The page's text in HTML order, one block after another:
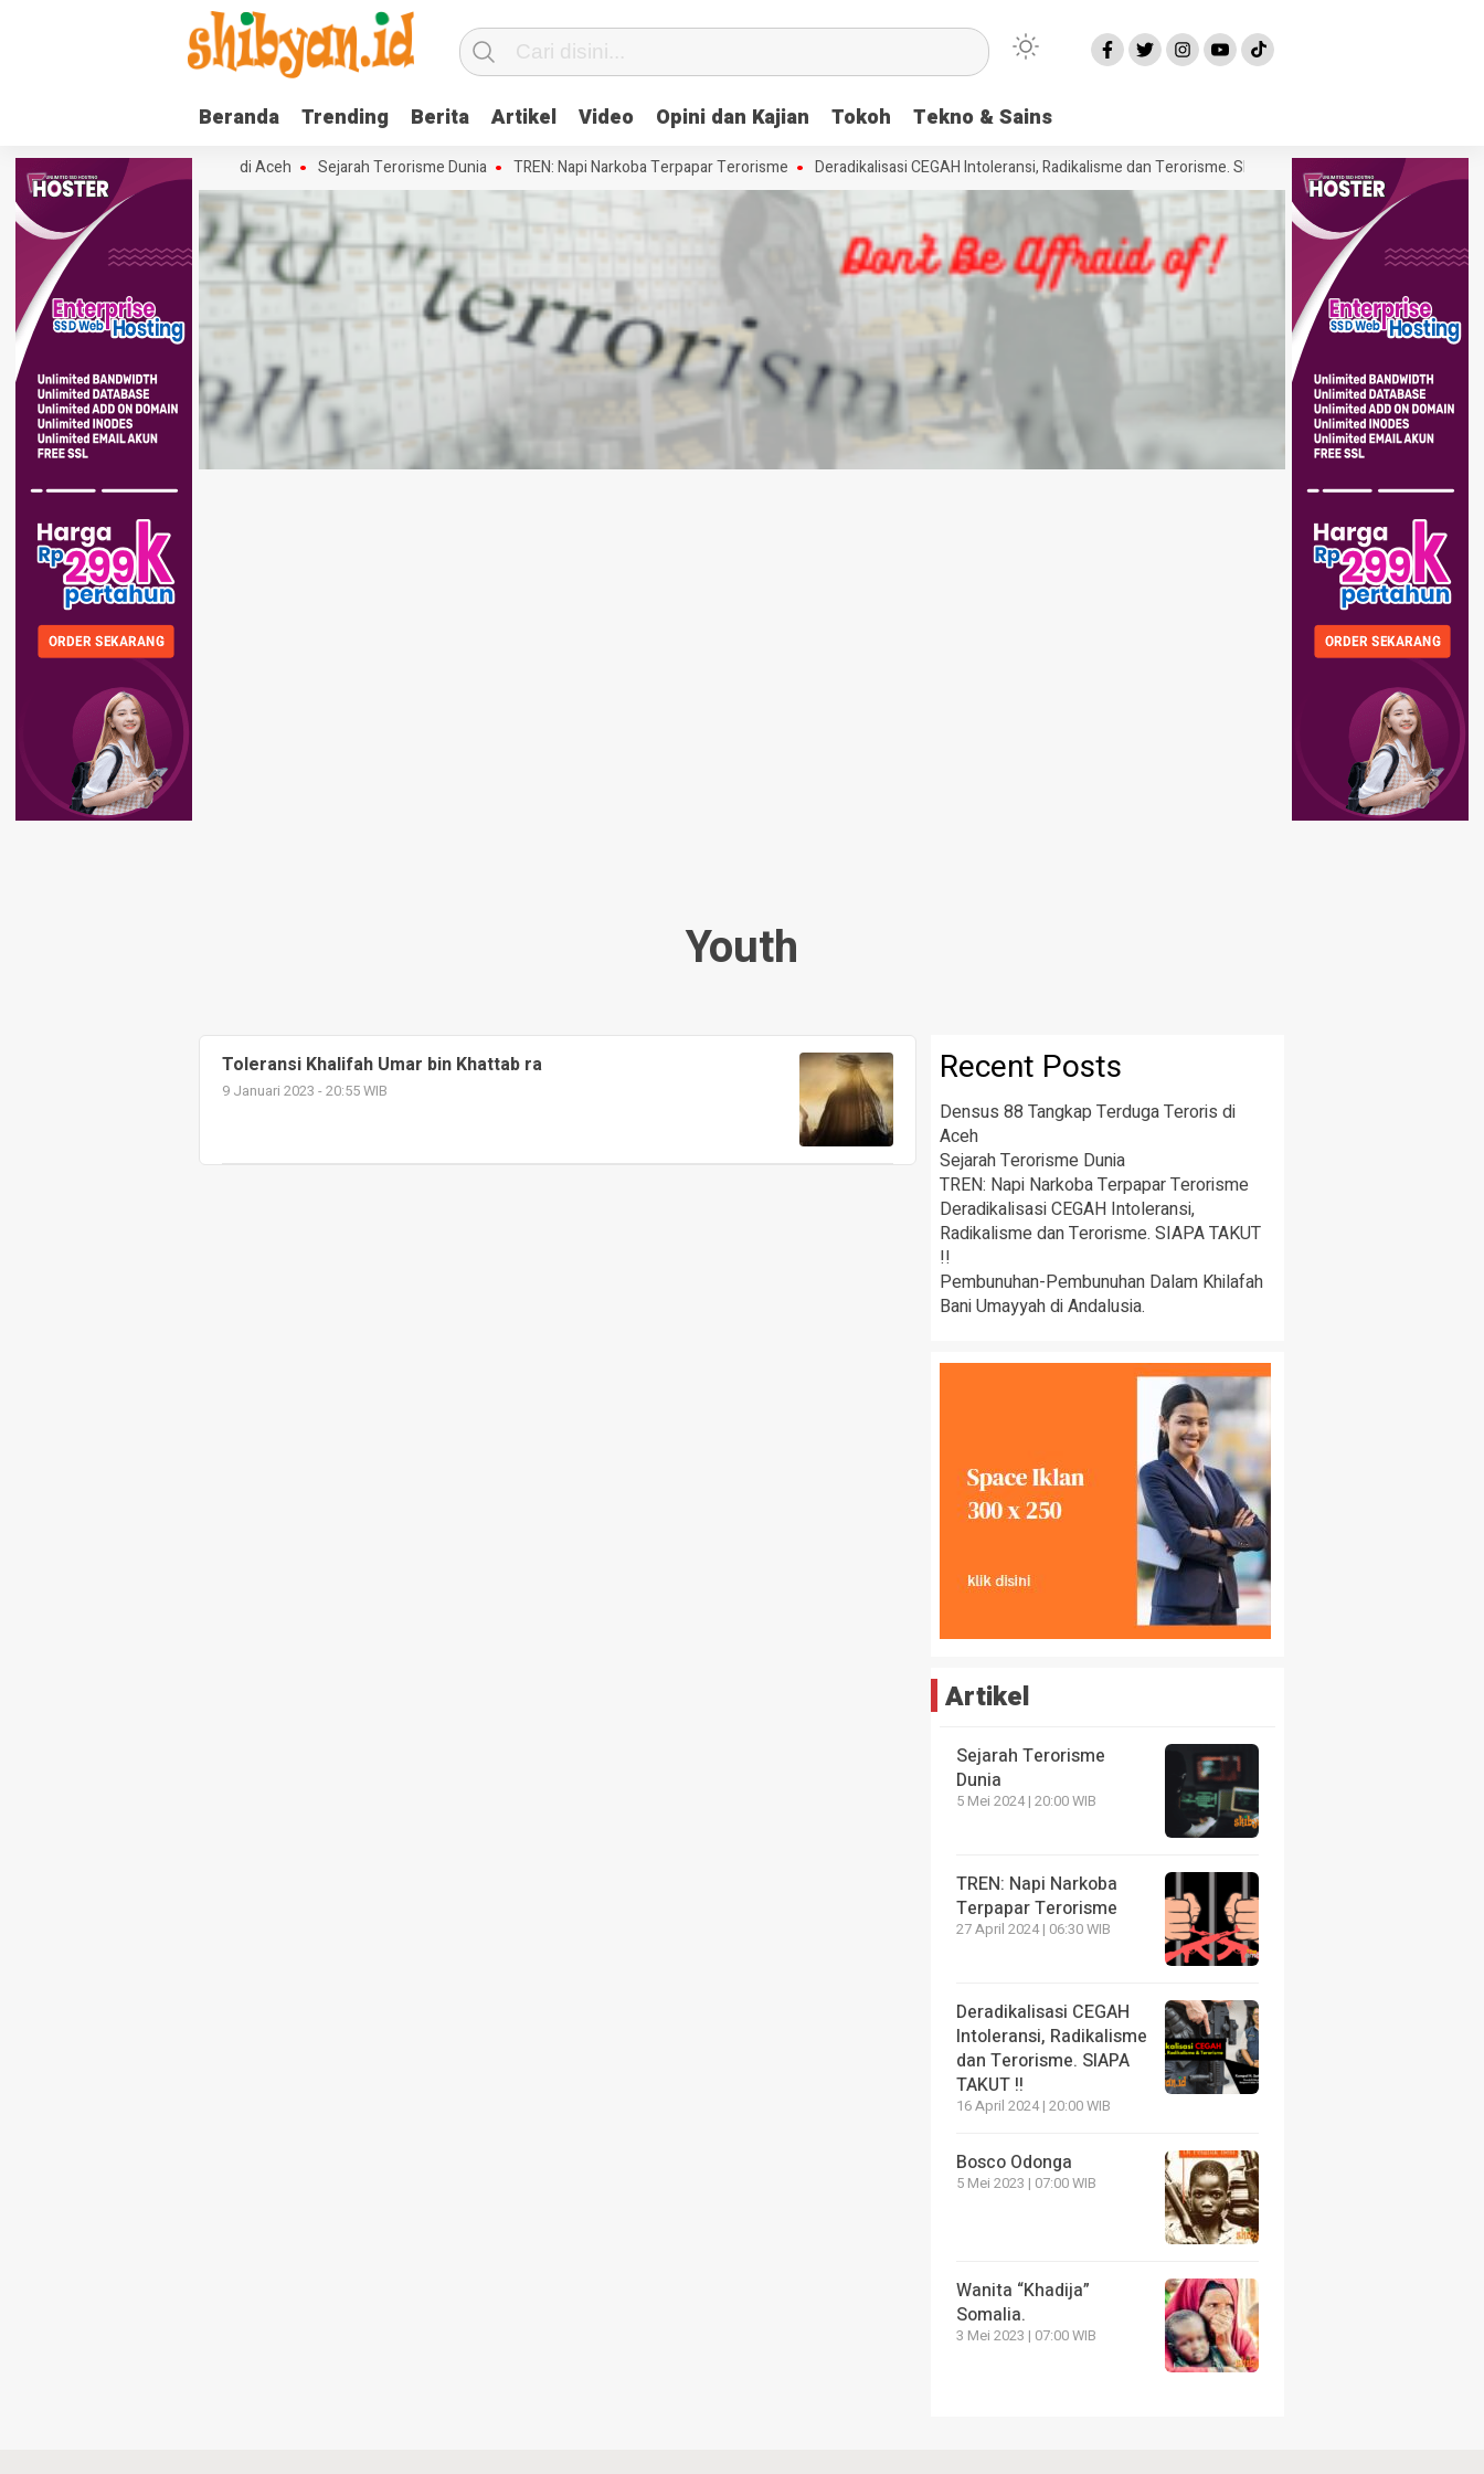
Beranda Trending Berita Artikel Video Opini dan Kajian Tokoh Tekno & Sains
88 Tangkap Terduga Teroris di Aceh Sejarah Terorisme Dunia TREN: Napi Narkoba Terpapar Terorisme Deradikalisasi CEGAH Intoleransi, Radikalisme dan Terorisme. SIAPA TAKUT !! Pembunuhan-
Youth
Toleransi Khalifah Umar bin Khattab ra
9 Januari 2023 - 20:55 WIB
Recent Posts
Densus 88 Tangkap Terduga Teroris di
Aceh
Sejarah Terorisme Dunia
TREN: Napi Narkoba Terpapar Terorisme
Deradikalisasi CEGAH Intoleransi,
Radikalisme dan Terorisme. SIAPA TAKUT
!!
Pembunuhan-Pembunuhan Dalam Khilafah
Bani Umayyah di Andalusia.
Artikel
Sejarah Terorisme
Dunia
5 Mei 2024 | 20:00 WIB
TREN: Napi Narkoba
Terpapar Terorisme
27 April 2024 | 06:30 WIB
Deradikalisasi CEGAH
Intoleransi, Radikalisme
dan Terorisme. SIAPA
TAKUT !!
16 April 2024 | 20:00 WIB
Bosco Odonga
5 Mei 2023 | 07:00 WIB
Wanita “Khadija”
Somalia.
3 Mei 2023 | 07:00 WIB